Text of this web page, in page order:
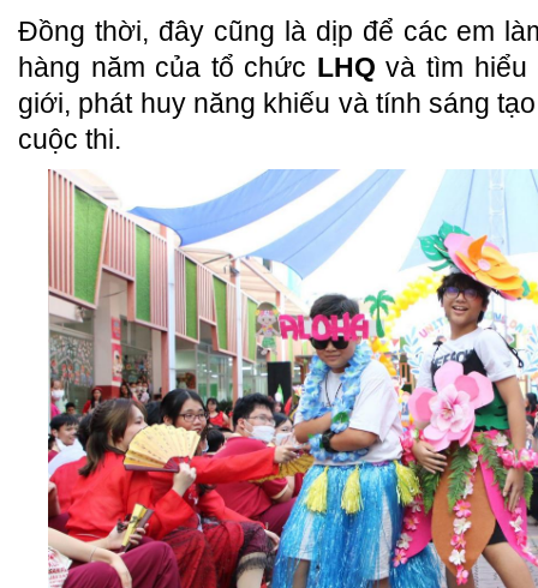
Đồng thời, đây cũng là dịp để các em
hàng năm của tổ chức LHQ và tìm hiểu
giới, phát huy năng khiếu và tính sáng
cuộc thi.